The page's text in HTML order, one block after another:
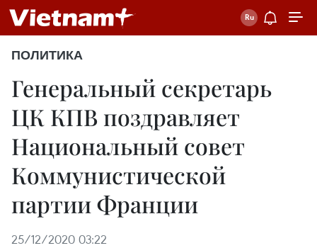
ПОЛИТИКА
Генеральный секретарь
ЦК КПВ поздравляет
Национальный совет
Коммунистической
партии Франции
25/12/2020 03:22